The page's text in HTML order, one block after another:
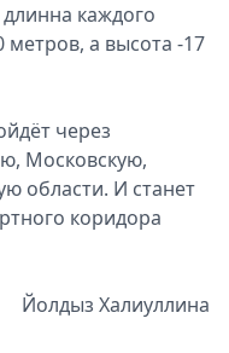
каждого
метров, а высота -17
через
Московскую,
области. И станет
коридора
Йолдыз Халиуллина